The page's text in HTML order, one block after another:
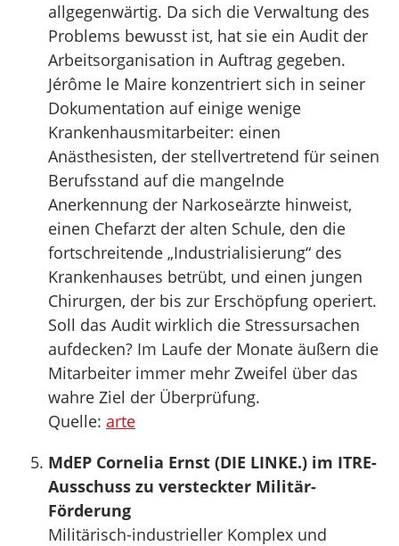
allgegenwärtig. Da sich die Verwaltung des
Problems bewusst ist, hat sie ein Audit der
Arbeitsorganisation in Auftrag gegeben.
Jérôme le Maire konzentriert sich in seiner
Dokumentation auf einige wenige
Krankenhausmitarbeiter: einen
Anästhesisten, der stellvertretend für seinen
Berufsstand auf die mangelnde
Anerkennung der Narkoseärzte hinweist,
einen Chefarzt der alten Schule, den die
fortschreitende „Industrialisierung“ des
Krankenhauses betrübt, und einen jungen
Chirurgen, der bis zur Erschöpfung operiert.
Soll das Audit wirklich die Stressursachen
aufdecken? Im Laufe der Monate äußern die
Mitarbeiter immer mehr Zweifel über das
wahre Ziel der Überprüfung.
Quelle: arte
MdEP Cornelia Ernst (DIE LINKE.) im ITRE-
Ausschuss zu versteckter Militär-
Förderung
Militärisch-industrieller Komplex und